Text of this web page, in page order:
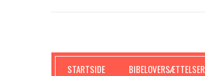
SKRIFTEN
STARTSIDE BIBELOVERSÆTTELSER